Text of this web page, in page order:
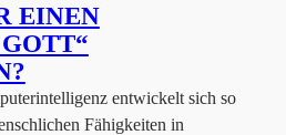
EINEN
entwickelt sich so
Fähigkeiten in